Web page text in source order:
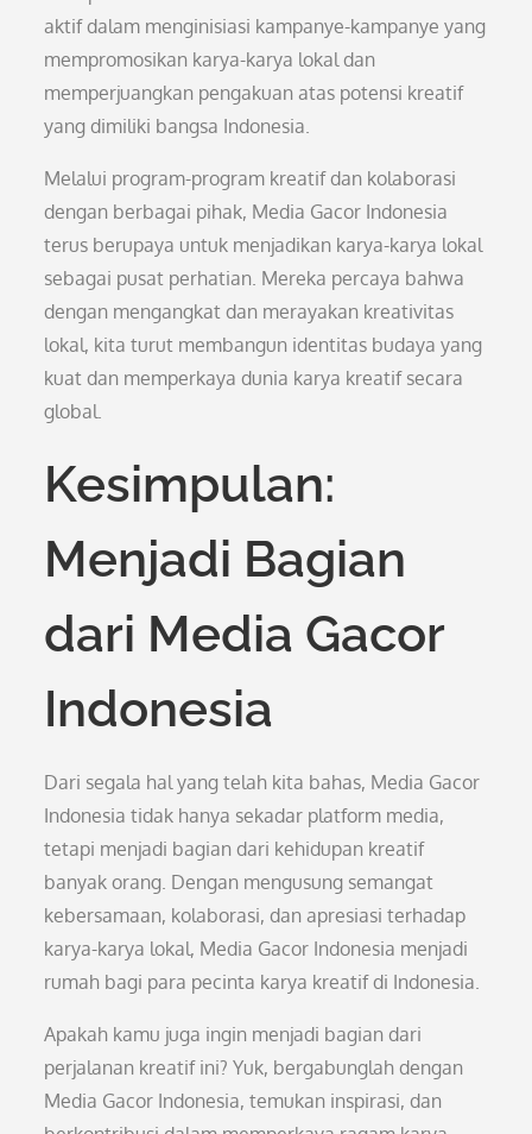
aktif dalam menginisiasi kampanye-kampanye yang
mempromosikan karya-karya lokal dan
memperjuangkan pengakuan atas potensi kreatif
yang dimiliki bangsa Indonesia.
Melalui program-program kreatif dan kolaborasi
dengan berbagai pihak, Media Gacor Indonesia
terus berupaya untuk menjadikan karya-karya lokal
sebagai pusat perhatian. Mereka percaya bahwa
dengan mengangkat dan merayakan kreativitas
lokal, kita turut membangun identitas budaya yang
kuat dan memperkaya dunia karya kreatif secara
global.
Kesimpulan:
Menjadi Bagian
dari Media Gacor
Indonesia
Dari segala hal yang telah kita bahas, Media Gacor
Indonesia tidak hanya sekadar platform media,
tetapi menjadi bagian dari kehidupan kreatif
banyak orang. Dengan mengusung semangat
kebersamaan, kolaborasi, dan apresiasi terhadap
karya-karya lokal, Media Gacor Indonesia menjadi
rumah bagi para pecinta karya kreatif di Indonesia.
Apakah kamu juga ingin menjadi bagian dari
perjalanan kreatif ini? Yuk, bergabunglah dengan
Media Gacor Indonesia, temukan inspirasi, dan